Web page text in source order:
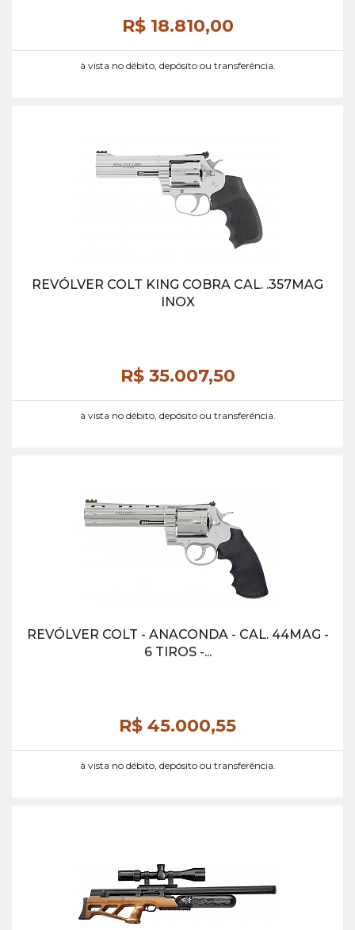
R$ 18.810,00
à vista no débito, depósito ou transferência.
REVÓLVER COLT KING COBRA CAL. .357MAG
INOX
R$ 35.007,50
à vista no débito, depósito ou transferência.
REVÓLVER COLT - ANACONDA - CAL. 44MAG -
6 TIROS -...
R$ 45.000,55
à vista no débito, depósito ou transferência.